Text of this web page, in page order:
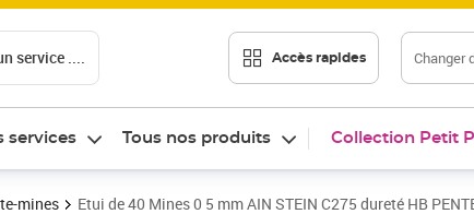
service .... Accès rapides Changer
services Tous nos produits Collection Petit
mines Etui de 40 Mines 0 5 mm AIN STEIN C275 dureté HB